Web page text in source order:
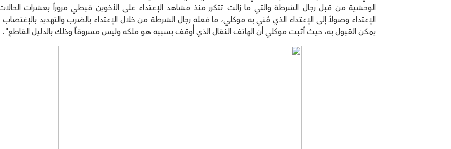
الوحشية من قبل رجال الشرطة والتي ما زالت تتكرر منذ مشاهد الإعتداء على الأخوين قبطي مروراً بعشرات
الإعتداء وصولاً إلى الإعتداء الذي مُني به موكلي، ما فعله رجال الشرطة من خلال الإعتداء بالضرب والتهديد بالإغتصاب
يمكن القبول به، حيث أثبت موكلي أن الهاتف النقال الذي أُوقف بسببه هو ملكه وليس مسروقاً وذلك بالدليل القاطع".